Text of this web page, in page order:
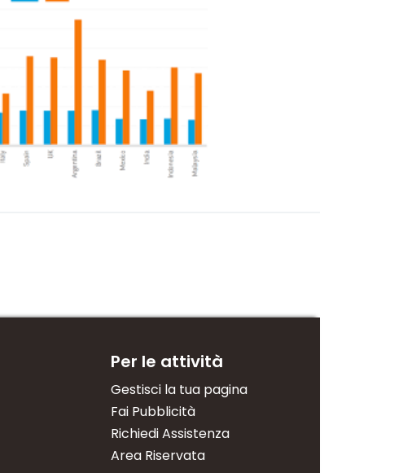
Per le attività
Gestisci la tua pagina
Fai Pubblicità
Richiedi Assistenza
Area Riservata